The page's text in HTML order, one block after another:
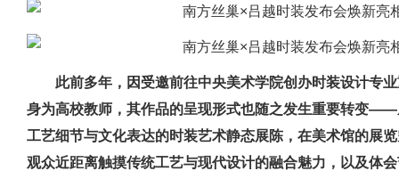
此前多年，因受邀前往中央美术学院创办时装设计专
身为高校教师，其作品的呈现形式也随之发生重要转变
工艺细节与文化表达的时装艺术静态展陈，在美术馆的展
观众近距离触摸传统工艺与现代设计的融合魅力，以及体